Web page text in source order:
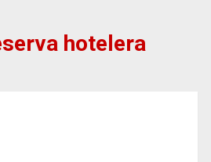
hotelera